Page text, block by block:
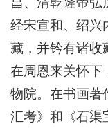
经宋宣和、绍兴
藏，并钤有诸
在周恩来关怀下
物院。在书画著
汇考》和《石渠